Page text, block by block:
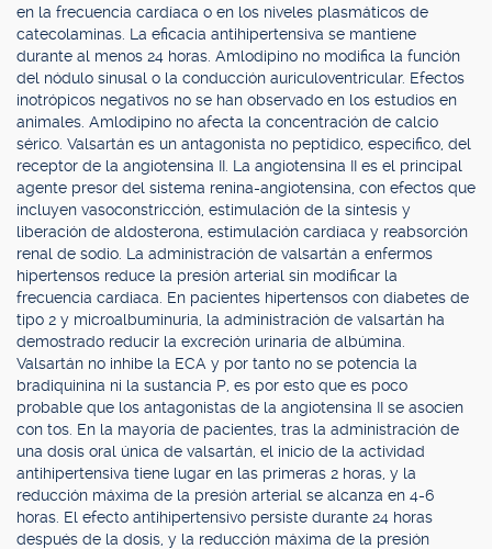
en la frecuencia cardíaca o en los niveles plasmáticos de
catecolaminas. La eficacia antihipertensiva se mantiene
durante al menos 24 horas. Amlodipino no modifica la función
del nódulo sinusal o la conducción auriculoventricular. Efectos
inotrópicos negativos no se han observado en los estudios en
animales. Amlodipino no afecta la concentración de calcio
sérico. Valsartán es un antagonista no peptídico, especifico, del
receptor de la angiotensina II. La angiotensina II es el principal
agente presor del sistema renina-angiotensina, con efectos que
incluyen vasoconstricción, estimulación de la síntesis y
liberación de aldosterona, estimulación cardíaca y reabsorción
renal de sodio. La administración de valsartán a enfermos
hipertensos reduce la presión arterial sin modificar la
frecuencia cardiaca. En pacientes hipertensos con diabetes de
tipo 2 y microalbuminuria, la administración de valsartán ha
demostrado reducir la excreción urinaria de albúmina.
Valsartán no inhibe la ECA y por tanto no se potencia la
bradiquinina ni la sustancia P, es por esto que es poco
probable que los antagonistas de la angiotensina II se asocien
con tos. En la mayoría de pacientes, tras la administración de
una dosis oral única de valsartán, el inicio de la actividad
antihipertensiva tiene lugar en las primeras 2 horas, y la
reducción máxima de la presión arterial se alcanza en 4-6
horas. El efecto antihipertensivo persiste durante 24 horas
después de la dosis, y la reducción máxima de la presión